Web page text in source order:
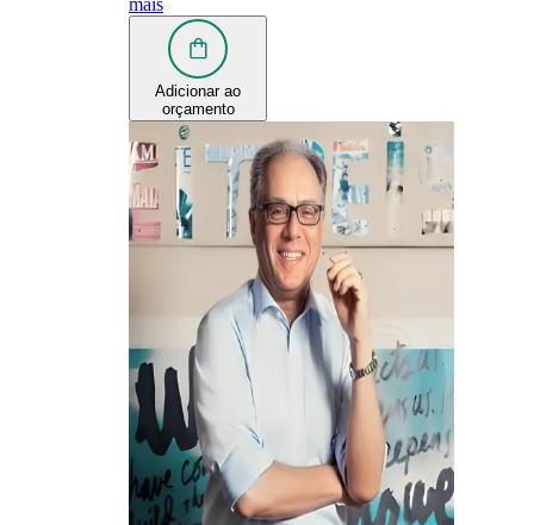
Adicionar ao
orçamento